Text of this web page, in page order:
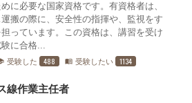
に必要な国家資格です。有資格者は、
搬の際に、安全性の指揮や、監視をす
っています。この資格は、講習を受け
に合格...
受験した 488 menu_book 受験したい 1134
線作業主任者